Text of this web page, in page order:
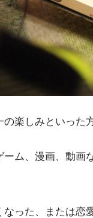
楽しみといった
ム、漫画、動画
った、または恋